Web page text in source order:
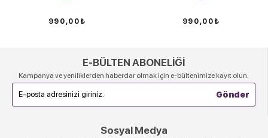
990,00₺ 990,00₺
E-BÜLTEN ABONELİĞİ
Kampanya ve yeniliklerden haberdar olmak için e-bültenimize kayıt olun.
Sosyal Medya